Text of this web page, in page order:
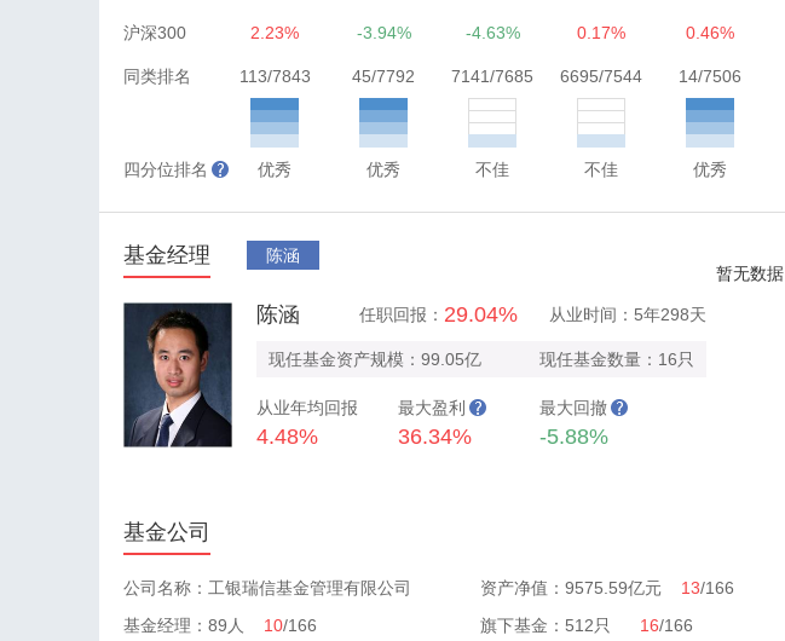
沪深300 2.23% -3.94% -4.63% 0.17% 0.46%
同类排名 113/7843 45/7792 7141/7685 6695/7544 14/7506
四分位排名 优秀 优秀 不佳 不佳 优秀
基金经理 陈涵
陈涵 任职回报： 29.04% 从业时间：5年298天
现任基金资产规模：99.05亿 现任基金数量：16只
从业年均回报
4.48%
最大盈利
36.34%
最大回撤
-5.88%
暂无数据
基金公司
公司名称：工银瑞信基金管理有限公司 资产净值：9575.59亿元 13/166
基金经理：89人 10/166 旗下基金：512只 16/166